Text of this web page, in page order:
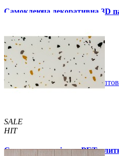
Самоклеюча декоративна 3D
129 грн. /шт 160 грн. /шт
Купити В закладки
SALE
HIT
Самоклеюча стінова PET